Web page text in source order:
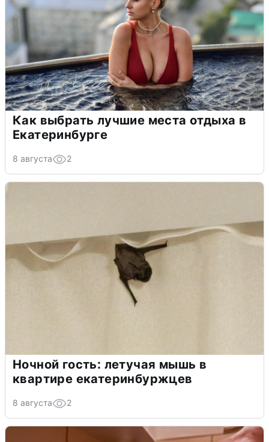
Как выбрать лучшие места отдыха в
Екатеринбурге
8 августа 2
Ночной гость: летучая мышь в
квартире екатеринбуржцев
8 августа 2